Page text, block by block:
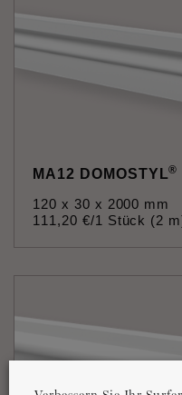
MA12 DOMOSTYL®
120 x 30 x 2000 mm
111 ,20 €/1 Stück (2